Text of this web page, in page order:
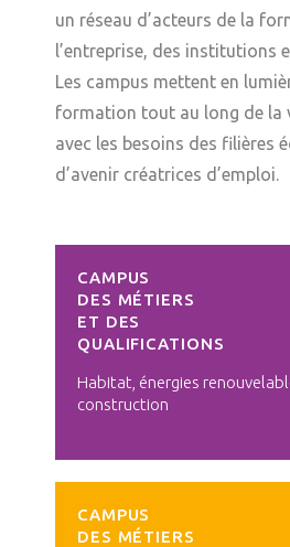
un réseau d’acteurs de la
l’entreprise, des institutions
Les campus mettent en
formation tout au long de la
avec les besoins des filières
d’avenir créatrices d’emploi.
CAMPUS
DES MÉTIERS
ET DES
QUALIFICATIONS
Habitat, énergies
construction
CAMPUS
DES MÉTIERS